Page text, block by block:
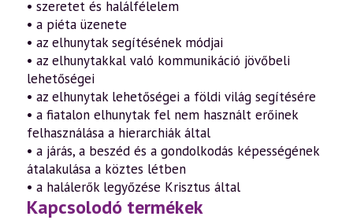
• szeretet és halálfélelem
• a piéta üzenete
• az elhunytak segítésének módjai
• az elhunytakkal való kommunikáció jövőbeli
lehetőségei
• az elhunytak lehetőségei a földi világ segítésére
• a fiatalon elhunytak fel nem használt erőinek
felhasználása a hierarchiák által
• a járás, a beszéd és a gondolkodás képességének
átalakulása a köztes létben
• a halálerők legyőzése Krisztus által
Kapcsolodó termékek